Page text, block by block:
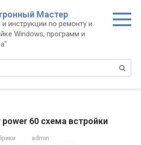
Мастер
и инструкции по ремонту и
Windows, программ и
60 схема встройки
admin